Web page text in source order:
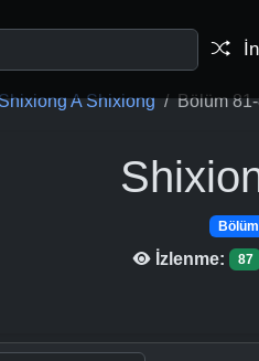
A Shixiong Bölüm
İzlenme:
87